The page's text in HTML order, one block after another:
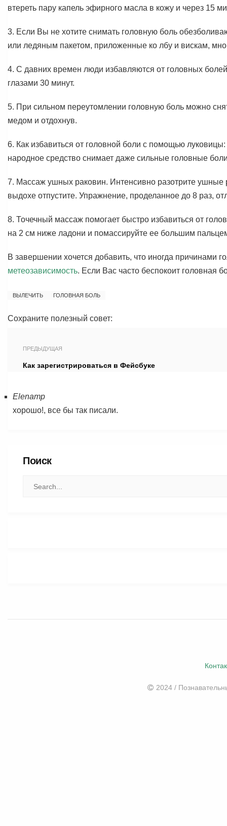
втереть пару капель эфирного масла в кожу и через 15
3. Если Вы не хотите снимать головную боль
или ледяным пакетом, приложенные ко лбу и вискам,
4. С давних времен люди избавляются от головных
глазами 30 минут.
5. При сильном переутомлении головную боль можно
медом и отдохнув.
6. Как избавиться от головной боли с помощью
народное средство снимает даже сильные головные
7. Массаж ушных раковин. Интенсивно разотрите
выдохе отпустите. Упражнение, проделанное до 8 раз,
8. Точечный массаж помогает быстро избавиться от
на 2 см ниже ладони и помассируйте ее большим
В завершении хочется добавить, что иногда причинами
метеозависимость. Если Вас часто беспокоит головная
ВЫЛЕЧИТЬ ГОЛОВНАЯ БОЛЬ
Сохраните полезный совет:
ПРЕДЫДУЩАЯ
Как зарегистрироваться в Фейсбуке
Elenamp
хорошо!, все бы так писали.
Поиск
2024 /